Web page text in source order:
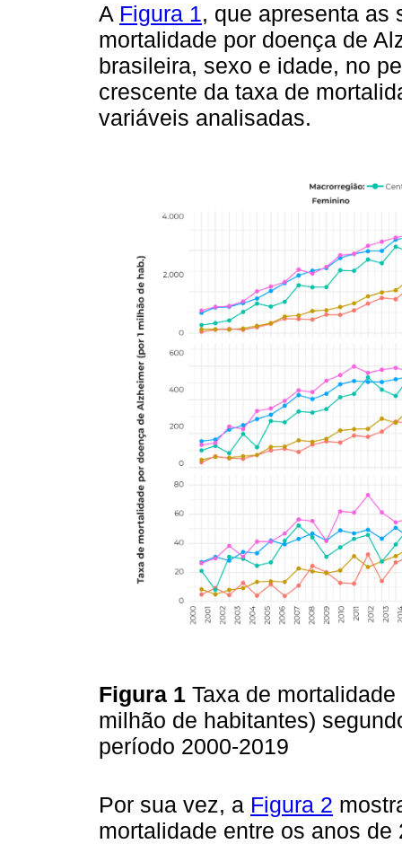
A Figura 1, que apresenta as
mortalidade por doença de
brasileira, sexo e idade, no
crescente da taxa de
variáveis analisadas.
Figura 1 Taxa de
milhão de habitantes)
período 2000-2019
Por sua vez, a Figura 2
mortalidade entre os anos